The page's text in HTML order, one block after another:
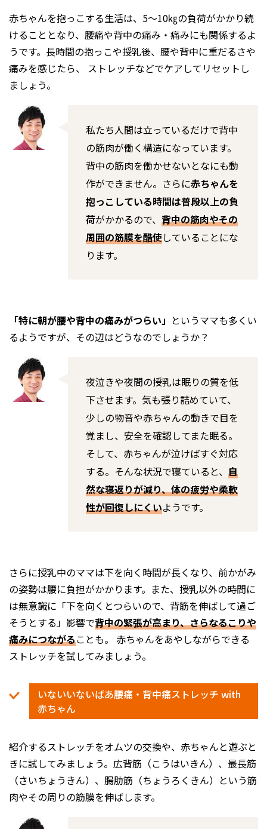
赤ちゃんを抱っこする生活は、5～10㎏の負荷がかかり続
けることとなり、腰痛や背中の痛み・痛みにも関係するよ
うです。長時間の抱っこや授乳後、腰や背中に重だるさや
痛みを感じたら、 ストレッチなどでケアしてリセットし
ましょう。
私たち人間は立っているだけで背中
の筋肉が働く構造になっています。
背中の筋肉を働かせないとなにも動
作ができません。さらに赤ちゃんを
抱っこしている時間は普段以上の負
荷がかかるので、 背中の筋肉やその
周囲の筋膜を酷使していることにな
ります。
「特に朝が腰や背中の痛みがつらい」 というママも多くい
るようですが、その辺はどうなのでしょうか？
夜泣きや夜間の授乳は眠りの質を低
下させます。気も張り詰めていて、
少しの物音や赤ちゃんの動きで目を
覚まし、安全を確認してまた眠る。
そして、赤ちゃんが泣けばすぐ対応
する。そんな状況で寝ていると、 自
然な寝返りが減り、体の疲労や柔軟
性が回復しにくいようです。
さらに授乳中のママは下を向く時間が長くなり、前かがみ
の姿勢は腰に負担がかかります。また、授乳以外の時間に
は無意識に「下を向くとつらいので、背筋を伸ばして過ご
そうとする」影響で背中の緊張が高まり、さらなるこりや
痛みにつながることも。 赤ちゃんをあやしながらできる
ストレッチを試してみましょう。
いないいないばあ腰痛・背中痛ストレッチ with
赤ちゃん
紹介するストレッチをオムツの交換や、赤ちゃんと遊ぶと
きに試してみましょう。広背筋（こうはいきん）、最長筋
（さいちょうきん）、腸肋筋（ちょうろくきん）という筋
肉やその周りの筋膜を伸ばします。